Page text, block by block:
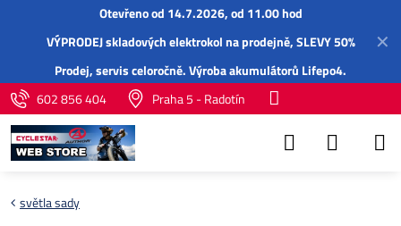
✕
Otevřeno od 14.7.2026, od 11.00 hod
VÝPRODEJ skladových elektrokol na prodejně, SLEVY 50%
Prodej,servisceloročně.Výroba akumulátorů Lifepo4.
602 856 404
Praha 5 - Radotín
světla sady